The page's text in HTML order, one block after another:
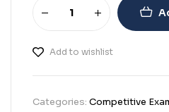
Add to wishlist
Categories: Competitive